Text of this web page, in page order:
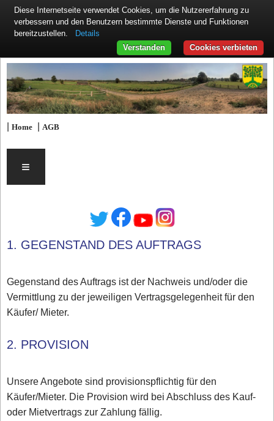
|Home |AGB
≡
1. GEGENSTAND DES AUFTRAGS
Gegenstand des Auftrags ist der Nachweis und/oder die
Vermittlung zu der jeweiligen Vertragsgelegenheit für den
Käufer/ Mieter.
2. PROVISION
Unsere Angebote sind provisionspflichtig für den
Käufer/Mieter. Die Provision wird bei Abschluss des Kauf-
oder Mietvertrags zur Zahlung fällig.
Diese Internetseite verwendet Cookies, um die Nutzererfahrung zu
verbessern und den Benutzern bestimmte Dienste und Funktionen
bereitzustellen.
Details
Cookies verbieten
Verstanden